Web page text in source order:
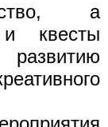
а
и квесты